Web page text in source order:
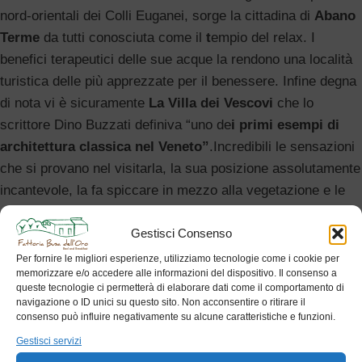
Gestisci Consenso
Per fornire le migliori esperienze, utilizziamo tecnologie come i cookie per
memorizzare e/o accedere alle informazioni del dispositivo. Il consenso a
queste tecnologie ci permetterà di elaborare dati come il comportamento di
navigazione o ID unici su questo sito. Non acconsentire o ritirare il
consenso può influire negativamente su alcune caratteristiche e funzioni.
Gestisci servizi
nord-orientali dei Colli Euganei, sorge la cittadina di Abano
Terme da tutti conosciuta come il tempio del relax. I
benefici terapeutici delle sue acque la rendono una località
turistica delle più apprezzate per il benessere. Infine degna
di nota vi è sicuramente La Villa dei Vescovi che lo
scrittore Dino Buzzati definiva “uno dei primi esempi di
architettura classica nel Veneto”.Incredibili le sensazioni
che si provano nel visitarla, la sua posizione assolutamente
incantevole, la fa spiccare in mezzo alla vegetazione e le
colline circostanti.
Newer